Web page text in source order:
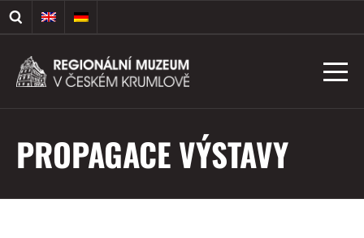
PROPAGACE VÝSTAVY